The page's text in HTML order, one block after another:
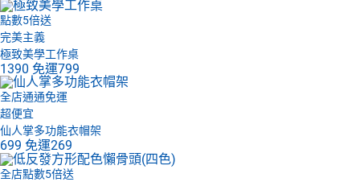
點數5倍送
完美主義
極致美學工作桌
1390 免運799
全店通通免運
超便宜
仙人掌多功能衣帽架
699 免運269
全店點數5倍送